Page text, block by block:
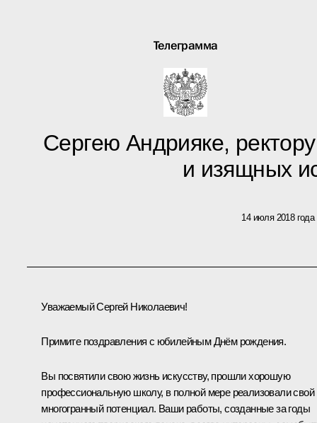
Телеграмма
Сергею Андрияке,
и изящных
14 июля 2018 года
Уважаемый Сергей Николаевич!
Примите поздравления с юбилейным Днём рождения.
Вы посвятили свою жизнь искусству, прошли хорошую
профессиональную школу, в полной мере реализовали свой
многогранный потенциал. Ваши работы, созданные за годы